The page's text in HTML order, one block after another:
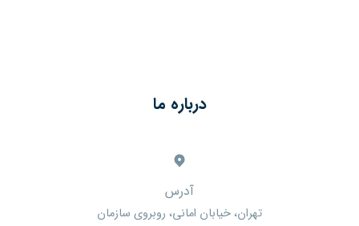
درباره ما
آدرس
تهران، خیابان امانی، روبروی سازمان